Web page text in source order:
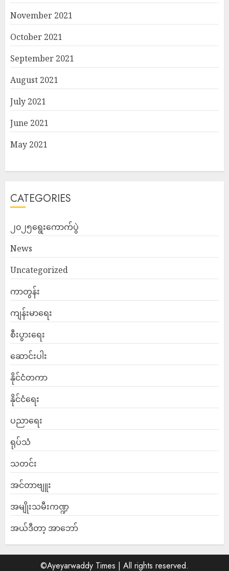
November 2021
October 2021
September 2021
August 2021
July 2021
June 2021
May 2021
CATEGORIES
၂၀၂၅ရွေးကောက်ပွဲ
News
Uncategorized
ကာတွန်း
ကျန်းမာရေး
စီးပွားရေး
ဆောင်းပါး
နိုင်ငံတကာ
နိုင်ငံရေး
ပညာရေး
ရုပ်သံ
သတင်း
အင်တာဗျူး
အမျိုးသမီးကဏ္ဍ
အယ်ဒီတာ့ အာဘော်
©Ayeyarwaddy Times | All rights reserved.